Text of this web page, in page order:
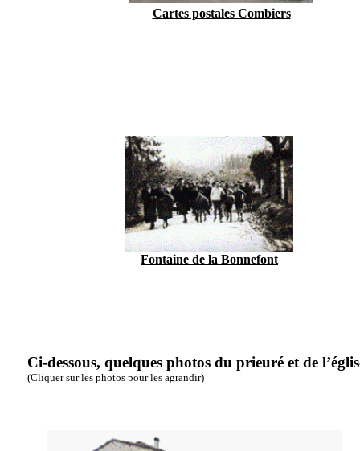
Cartes postales Combiers
Fontaine de la Bonnefont
Ci-dessous, quelques photos du prieuré et de
(Cliquer sur les photos pour les agrandir)